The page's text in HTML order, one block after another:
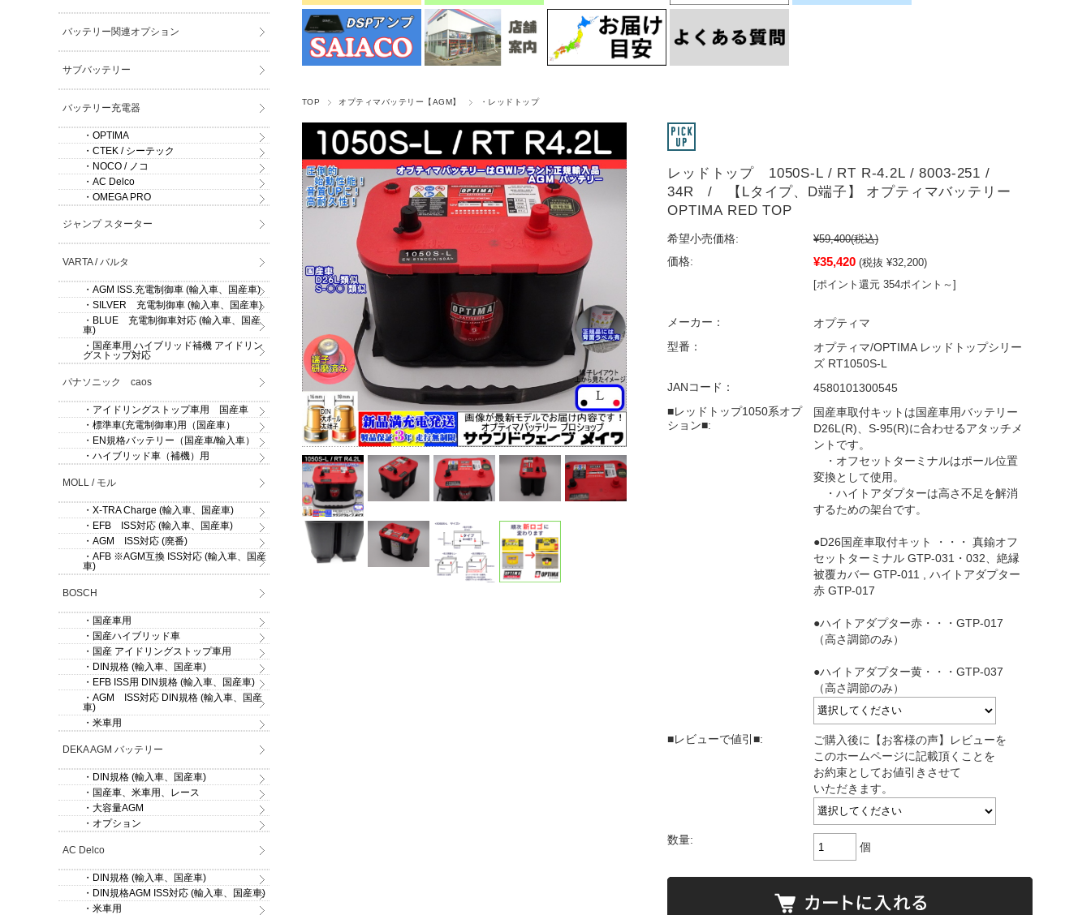
TOP オプティマバッテリー【AGM】 ・レッドトップ
レッドトップ 1050S-L / RT R-4.2L / 8003-251 /
34R / 【Lタイプ、D端子】 オプティマバッテリー
OPTIMA RED TOP
希望小売価格: ¥59,400(税込)
価格:
¥35,420 (税抜 ¥32,200)
[ポイント還元 354ポイント～]
メーカー：
オプティマ
型番：
オプティマ/OPTIMA レッドトップシリー
ズ RT1050S-L
JANコード：
4580101300545
■レッドトップ1050系オプ
ション■:
国産車取付キットは国産車用バッテリー
D26L(R)、S-95(R)に合わせるアタッチメ
ントです。
・オフセットターミナルはポール位置
変換として使用。
・ハイトアダプターは高さ不足を解消
するための架台です。
●D26国産車取付キット ・・・ 真鍮オフ
セットターミナル GTP-031・032、絶縁
被覆カバー GTP-011 , ハイトアダプター
赤 GTP-017
●ハイトアダプター赤・・・GTP-017
（高さ調節のみ）
●ハイトアダプター黄・・・GTP-037
（高さ調節のみ）
■レビューで値引■:
ご購入後に【お客様の声】レビューを
このホームページに記載頂くことを
お約束としてお値引きさせて
いただきます。
数量:
個
バッテリー関連オプション
サブバッテリー
バッテリー充電器
・OPTIMA
・CTEK / シーテック
・NOCO / ノコ
・AC Delco
・OMEGA PRO
ジャンプ スターター
VARTA / バルタ
・AGM ISS.充電制御車 (輸入車、国産車)
・SILVER 充電制御車 (輸入車、国産車)
・BLUE 充電制御車対応 (輸入車、国産
車)
・国産車用 ハイブリッド補機 アイドリン
グストップ対応
パナソニック caos
・アイドリングストップ車用 国産車
・標準車(充電制御車)用（国産車）
・EN規格バッテリー（国産車/輸入車）
・ハイブリッド車（補機）用
MOLL / モル
・X-TRA Charge (輸入車、国産車)
・EFB ISS対応 (輸入車、国産車)
・AGM ISS対応 (廃番)
・AFB ※AGM互換 ISS対応 (輸入車、国産
車)
BOSCH
・国産車用
・国産ハイブリッド車
・国産 アイドリングストップ車用
・DIN規格 (輸入車、国産車)
・EFB ISS用 DIN規格 (輸入車、国産車)
・AGM ISS対応 DIN規格 (輸入車、国産
車)
・米車用
DEKA AGM バッテリー
・DIN規格 (輸入車、国産車)
・国産車、米車用、レース
・大容量AGM
・オプション
AC Delco
・DIN規格 (輸入車、国産車)
・DIN規格AGM ISS対応 (輸入車、国産車)
・米車用